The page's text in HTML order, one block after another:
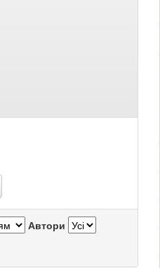
Автори